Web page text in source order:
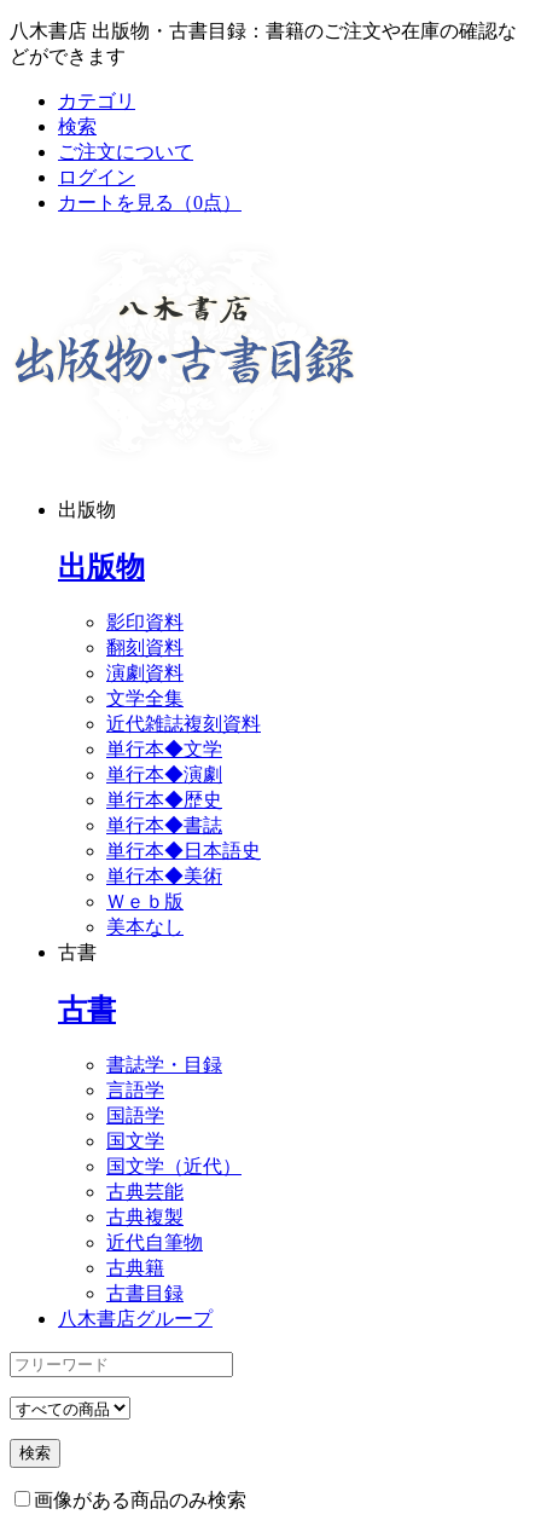
八木書店 出版物・古書目録：書籍のご注文や在庫の確認な
どができます
カテゴリ
検索
ご注文について
ログイン
カートを見る
（0点）
出版物
出版物
影印資料
翻刻資料
演劇資料
文学全集
近代雑誌複刻資料
単行本◆文学
単行本◆演劇
単行本◆歴史
単行本◆書誌
単行本◆日本語史
単行本◆美術
Ｗｅｂ版
美本なし
古書
古書
書誌学・目録
言語学
国語学
国文学
国文学（近代）
古典芸能
古典複製
近代自筆物
古典籍
古書目録
八木書店グループ
画像がある商品のみ検索